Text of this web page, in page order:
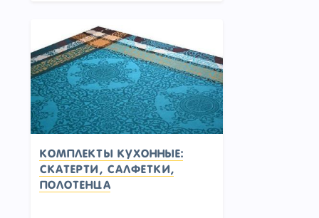
Комплекты кухонные:
скатерти, салфетки,
полотенца